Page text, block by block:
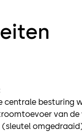
centrale besturing
van